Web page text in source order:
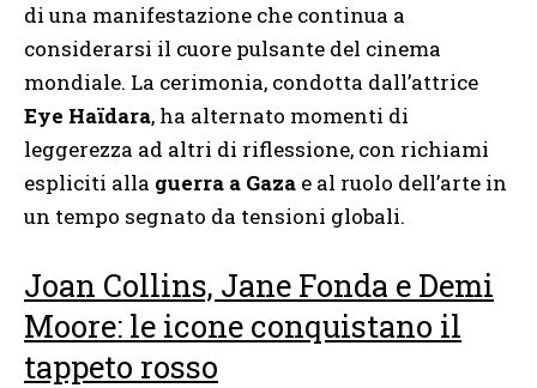
di una manifestazione che continua a
considerarsi il cuore pulsante del cinema
mondiale. La cerimonia, condotta dall’attrice
Eye Haïdara, ha alternato momenti di
leggerezza ad altri di riflessione, con richiami
espliciti alla guerra a Gaza e al ruolo dell’arte in
un tempo segnato da tensioni globali.
Joan Collins, Jane Fonda e Demi
Moore: le icone conquistano il
tappeto rosso